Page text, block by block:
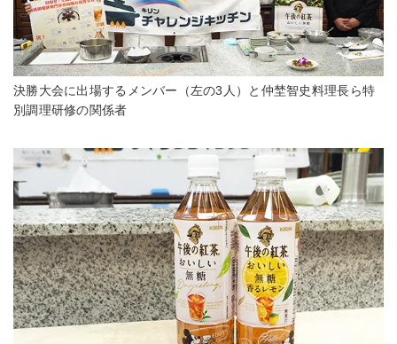
決勝大会に出場するメンバー（左の3人）と仲埜智史料理長ら特
別調理研修の関係者